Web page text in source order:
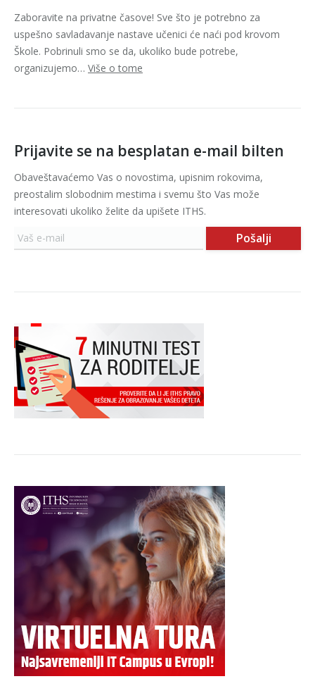
Zaboravite na privatne časove! Sve što je potrebno za
uspešno savladavanje nastave učenici će naći pod krovom
Škole. Pobrinuli smo se da, ukoliko bude potrebe,
organizujemo… Više o tome
Prijavite se na besplatan e-mail bilten
Obaveštavaćemo Vas o novostima, upisnim rokovima,
preostalim slobodnim mestima i svemu što Vas može
interesovati ukoliko želite da upišete ITHS.